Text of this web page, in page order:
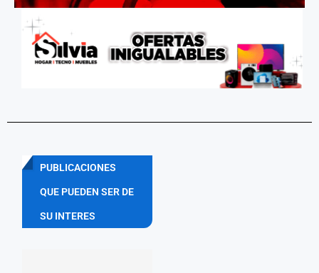
PUBLICACIONES
QUE PUEDEN SER DE
SU INTERES